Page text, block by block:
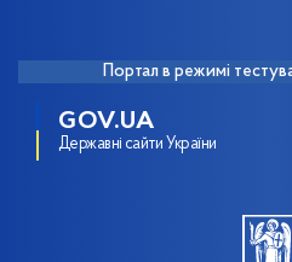
Портал в режимі
GOV.UA
Державні сайти України